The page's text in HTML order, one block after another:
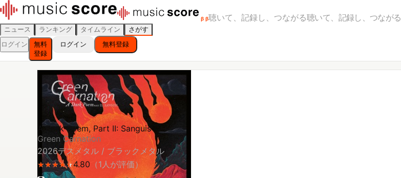
β β聴いて、記録し、つながる聴いて、記録し、つながる
ニュース ランキング タイムライン
さがす
ログイン
無料
登録
ログイン 無料登録
A Dark Poem, Part II: Sanguis
Green Carnation
2026デスメタル / ブラックメタル
★
★★
★★
★★
★★
★4.80 （1 人が評価）